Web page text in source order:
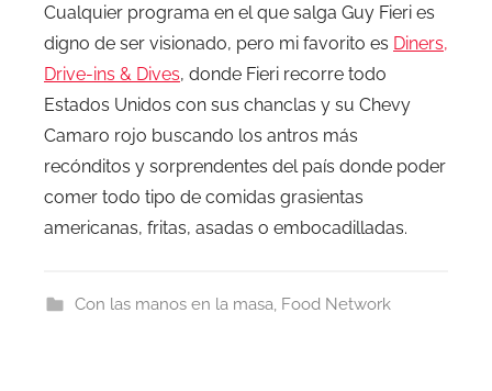
Cualquier programa en el que salga Guy Fieri es
digno de ser visionado, pero mi favorito es Diners,
Drive-ins & Dives, donde Fieri recorre todo
Estados Unidos con sus chanclas y su Chevy
Camaro rojo buscando los antros más
recónditos y sorprendentes del país donde poder
comer todo tipo de comidas grasientas
americanas, fritas, asadas o embocadilladas.
Con las manos en la masa, Food Network